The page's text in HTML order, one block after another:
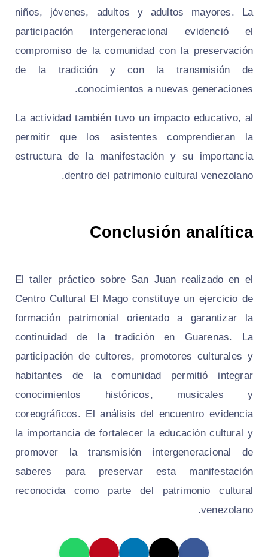
niños, jóvenes, adultos y adultos mayores. La
participación intergeneracional evidenció el
compromiso de la comunidad con la preservación
de la tradición y con la transmisión de
conocimientos a nuevas generaciones.
La actividad también tuvo un impacto educativo, al
permitir que los asistentes comprendieran la
estructura de la manifestación y su importancia
dentro del patrimonio cultural venezolano.
Conclusión analítica
El taller práctico sobre San Juan realizado en el
Centro Cultural El Mago constituye un ejercicio de
formación patrimonial orientado a garantizar la
continuidad de la tradición en Guarenas. La
participación de cultores, promotores culturales y
habitantes de la comunidad permitió integrar
conocimientos históricos, musicales y
coreográficos. El análisis del encuentro evidencia
la importancia de fortalecer la educación cultural y
promover la transmisión intergeneracional de
saberes para preservar esta manifestación
reconocida como parte del patrimonio cultural
venezolano.